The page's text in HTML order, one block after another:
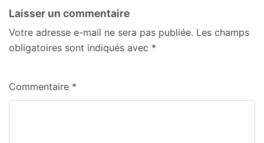
Laisser un commentaire
Votre adresse e-mail ne sera pas publiée. Les champs
obligatoires sont indiqués avec *
Commentaire *